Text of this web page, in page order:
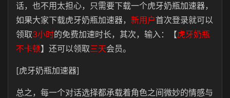
话，也不用太担心，只需要下载一个虎牙奶瓶加速器，
如果大家下载虎牙奶瓶加速器， 新用户首次登录就可以
领取3小时的免费加速时长，其次，输入：【虎牙奶瓶
不卡顿】还可以领取三天会员。
[虎牙奶瓶加速器]
总之，每一个对话选择都承载着角色之间微妙的情感与